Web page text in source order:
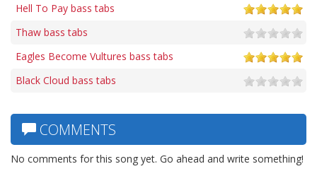
Hell To Pay bass tabs
Thaw bass tabs
Eagles Become Vultures bass tabs
Black Cloud bass tabs
COMMENTS
No comments for this song yet. Go ahead and write something!